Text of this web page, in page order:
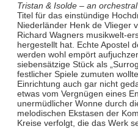
Tristan & Isolde – an
Titel für das einstündige
Niederländer Henk de Vlieger
Richard Wagners musikwelt-
hergestellt hat. Echte Apostel
werden wohl empört
siebensätzige Stück als
festlicher Spiele zumuten
Einrichtung auch gar nicht
etwas vom Vergnügen eines
unermüdlicher Wonne durch
melodischen Ekstasen der
Kreise verfolgt, die das Werk